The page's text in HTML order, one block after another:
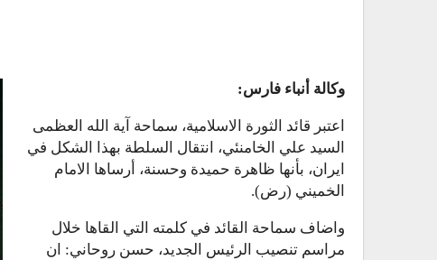
وكالة أنباء فارس:
اعتبر قائد الثورة الاسلامية، سماحة آية الله العظمى
السيد علي الخامنئي، انتقال السلطة بهذا الشكل في
ايران، بأنها ظاهرة حميدة وحسنة، أرساها الامام
الخميني (رض).
واضاف سماحة القائد في كلمته التي القاها خلال
مراسم تنصيب الرئيس الجديد، حسن روحاني: ان